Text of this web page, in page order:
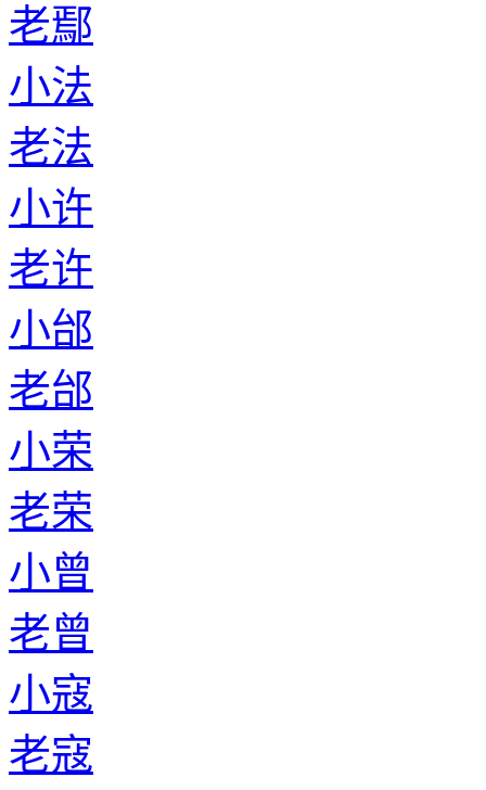
老鄢
小法
老法
小许
老许
小邰
老邰
小荣
老荣
小曾
老曾
小寇
老寇